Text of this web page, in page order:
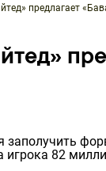
предлагает
заполучить
игрока 82